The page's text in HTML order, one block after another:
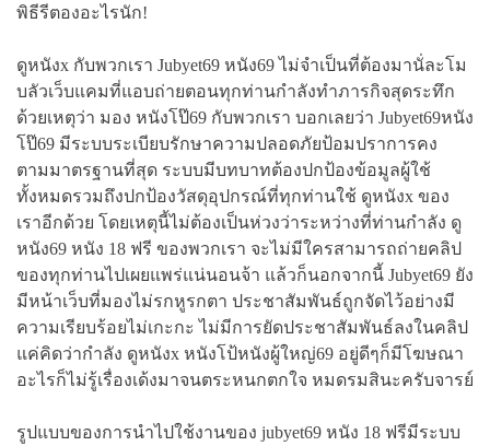
พิธีรีตองอะไรนัก!
ดูหนังx กับพวกเรา Jubyet69 หนัง69 ไม่จำเป็นที่ต้องมานั่ละโม
บลัวเว็บแคมที่แอบถ่ายตอนทุกท่านกำลังทำภารกิจสุดระทึก
ด้วยเหตุว่า มอง หนังโป๊69 กับพวกเรา บอกเลยว่า Jubyet69หนัง
โป๊69 มีระบบระเบียบรักษาความปลอดภัยป้อมปราการคง
ตามมาตรฐานที่สุด ระบบมีบทบาทต้องปกป้องข้อมูลผู้ใช้
ทั้งหมดรวมถึงปกป้องวัสดุอุปกรณ์ที่ทุกท่านใช้ ดูหนังx ของ
เราอีกด้วย โดยเหตุนี้ไม่ต้องเป็นห่วงว่าระหว่างที่ท่านกำลัง ดู
หนัง69 หนัง 18 ฟรี ของพวกเรา จะไม่มีใครสามารถถ่ายคลิป
ของทุกท่านไปเผยแพร่แน่นอนจ้า แล้วก็นอกจากนี้ Jubyet69 ยัง
มีหน้าเว็บที่มองไม่รกหูรกตา ประชาสัมพันธ์ถูกจัดไว้อย่างมี
ความเรียบร้อยไม่เกะกะ ไม่มีการยัดประชาสัมพันธ์ลงในคลิป
แค่คิดว่ากำลัง ดูหนังx หนังโป้หนังผู้ใหญ่69 อยู่ดีๆก็มีโฆษณา
อะไรก็ไม่รู้เรื่องเด้งมาจนตระหนกตกใจ หมดรมสินะครับจารย์
รูปแบบของการนำไปใช้งานของ jubyet69 หนัง 18 ฟรีมีระบบ